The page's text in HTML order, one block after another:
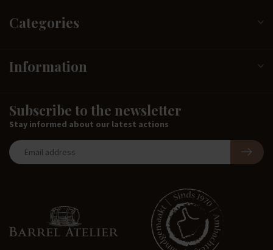
Categories
Information
Subscribe to the newsletter
Stay informed about our latest actions